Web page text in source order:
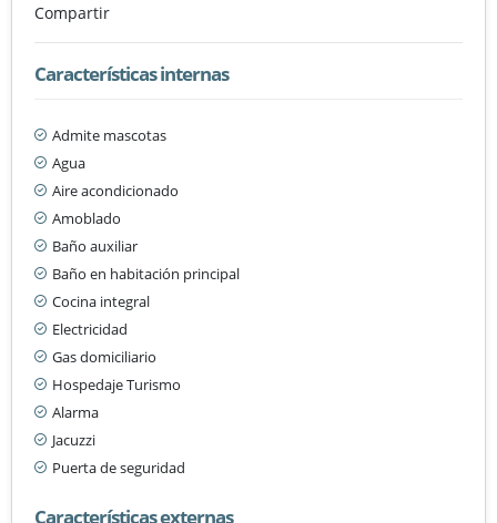
Compartir
Características internas
Admite mascotas
Agua
Aire acondicionado
Amoblado
Baño auxiliar
Baño en habitación principal
Cocina integral
Electricidad
Gas domiciliario
Hospedaje Turismo
Alarma
Jacuzzi
Puerta de seguridad
Características externas